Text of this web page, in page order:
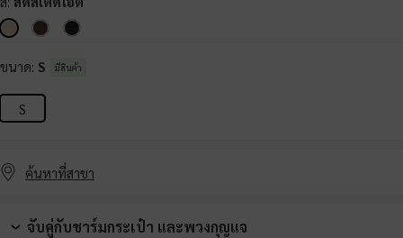
ขนาด: S มีสินค้า
S
ค้นหาที่สาขา
จับคู่กับชาร์มกระเป๋า และพวงกุญแจ